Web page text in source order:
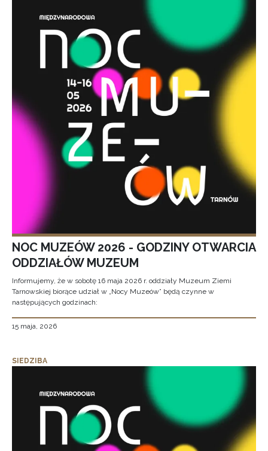
NOC MUZEÓW 2026 - GODZINY OTWARCIA
ODDZIAŁÓW MUZEUM
Informujemy, że w sobotę 16 maja 2026 r. oddziały Muzeum Ziemi
Tarnowskiej biorące udział w „Nocy Muzeów” będą czynne w
następujących godzinach:
15 maja, 2026
SIEDZIBA